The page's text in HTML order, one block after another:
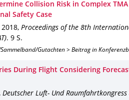
Collision Risk in Complex TMA
Safety Case
2018, Proceedings of the 8th
. 9 S.
Gutachten > Beitrag in
During Flight Considering
Deutscher Luft- Und Raumfahrtkongress